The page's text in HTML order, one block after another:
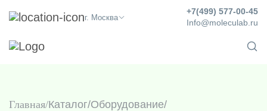
г. Москва
Info@moleculab.ru
+7(499) 577-00-45
Главная Каталог/Оборудование/